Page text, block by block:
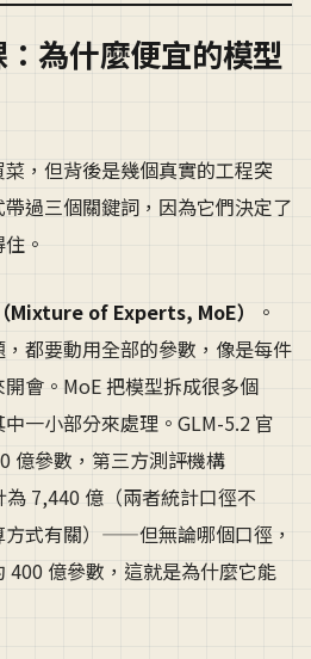
為什麼便宜的模型
，但背後是幾個真實的工程突
過三個關鍵詞，因為它們決定了
。
Mixture of Experts, MoE）
。
都要動用全部的參數，像是每件
會。MoE 把模型拆成很多個
中一小部分來處理。GLM-5.2 官
億參數，第三方測評機構
7,440 億（兩者統計口徑不
方式有關）——但無論哪個口徑，
400 億參數，這就是為什麼它能